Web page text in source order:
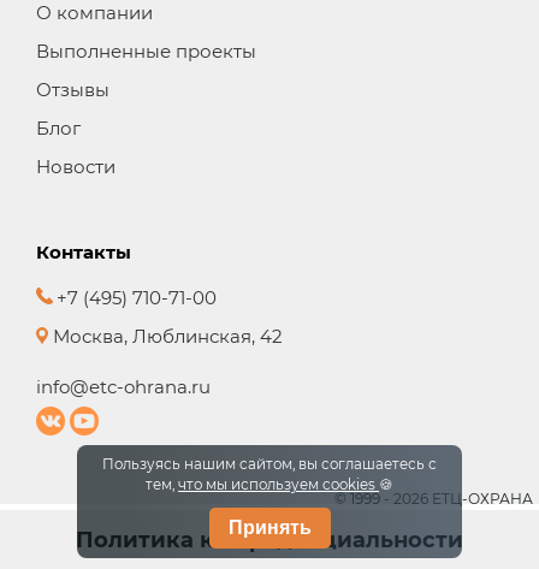
О компании
Выполненные проекты
Отзывы
Блог
Новости
Контакты
+7 (495) 710-71-00
Москва, Люблинская, 42
info@etc-ohrana.ru
© 1999 - 2026 ЕТЦ-ОХРАНА
Политика конфиденциальности
Пользуясь нашим сайтом, вы соглашаетесь с
тем, что мы используем cookies 🍪
Принять